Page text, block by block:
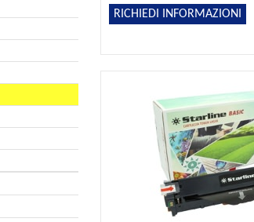
RICHIEDI INFORMAZIONI